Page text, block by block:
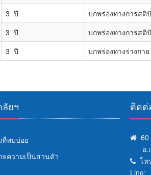
3 ปี บกพร่องทางการส
3 ปี บกพร่องทางการส
3 ปี บกพร่องทางร่างกาย
ลัยฯ
ที่พบบ่อย
ยความเป็นส่วนตัว
ติดต่
60
อ.เ
โทร
Line: